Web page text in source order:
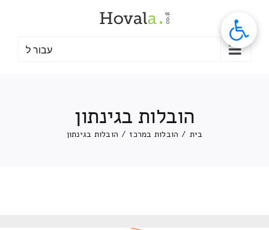
עבור ל
הובלות בגינתון
בית / הובלות במרכז / הובלות בגינתון